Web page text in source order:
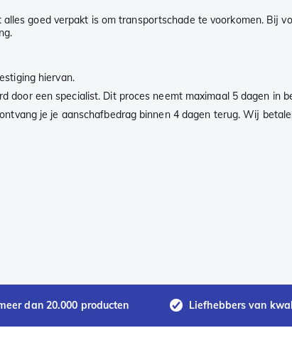
goed verpakt is om transportschade te voorkomen. Bij
hiervan.
een specialist. Dit proces neemt maximaal 5 dagen in
je je aanschafbedrag binnen 4 dagen terug. Wij
dan 20.000 producten Liefhebbers van